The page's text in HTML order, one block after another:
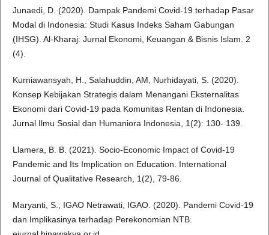
Junaedi, D. (2020). Dampak Pandemi Covid-19 terhadap Pasar
Modal di Indonesia: Studi Kasus Indeks Saham Gabungan
(IHSG). Al-Kharaj: Jurnal Ekonomi, Keuangan & Bisnis Islam. 2
(4).
Kurniawansyah, H., Salahuddin, AM, Nurhidayati, S. (2020).
Konsep Kebijakan Strategis dalam Menangani Eksternalitas
Ekonomi dari Covid-19 pada Komunitas Rentan di Indonesia.
Jurnal Ilmu Sosial dan Humaniora Indonesia, 1(2): 130- 139.
Llamera, B. B. (2021). Socio-Economic Impact of Covid-19
Pandemic and Its Implication on Education. International
Journal of Qualitative Research, 1(2), 79-86.
Maryanti, S.; IGAO Netrawati, IGAO. (2020). Pandemi Covid-19
dan Implikasinya terhadap Perekonomian NTB.